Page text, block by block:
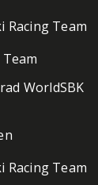
Racing Team
WorldSBK
Racing Team